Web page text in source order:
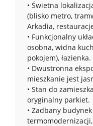
• Świetna
(blisko metro,
Arkadia,
• Funkcjonalny
osobna, widna
pokojem), łazienka.
• Dwustronna
mieszkanie jest
• Stan do
oryginalny parkiet.
• Zadbany